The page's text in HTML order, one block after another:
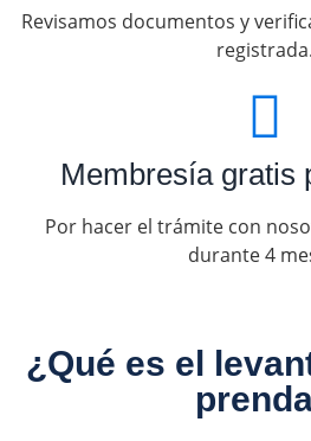
Revisamos documentos y
registrada.
Membresía gratis
Por hacer el trámite con
durante 4
¿Qué es el